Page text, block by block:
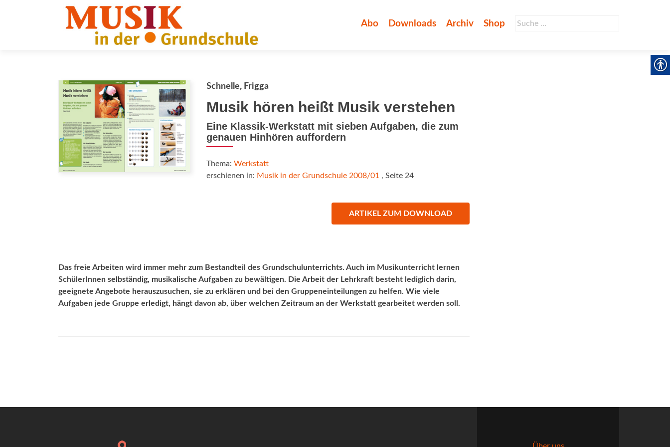
Suche
Abo Downloads Archiv Shop
Schnelle, Frigga
Musik hören heißt Musik verstehen
Eine Klassik-Werkstatt mit sieben Aufgaben, die zum
genauen Hinhören auffordern
Thema: Werkstatt
erschienen in: Musik in der Grundschule 2008/01 , Seite 24
ARTIKEL ZUM DOWNLOAD
Das freie Arbeiten wird immer mehr zum Bestandteil des Grundschulunterrichts. Auch im Musikunterricht lernen
SchülerInnen selbständig, musikalische Aufgaben zu bewältigen. Die Arbeit der Lehrkraft besteht lediglich darin,
geeignete Angebote herauszusuchen, sie zu erklären und bei den Gruppeneinteilungen zu helfen. Wie viele
Aufgaben jede Gruppe erledigt, hängt davon ab, über welchen Zeitraum an der Werkstatt gearbeitet werden soll.